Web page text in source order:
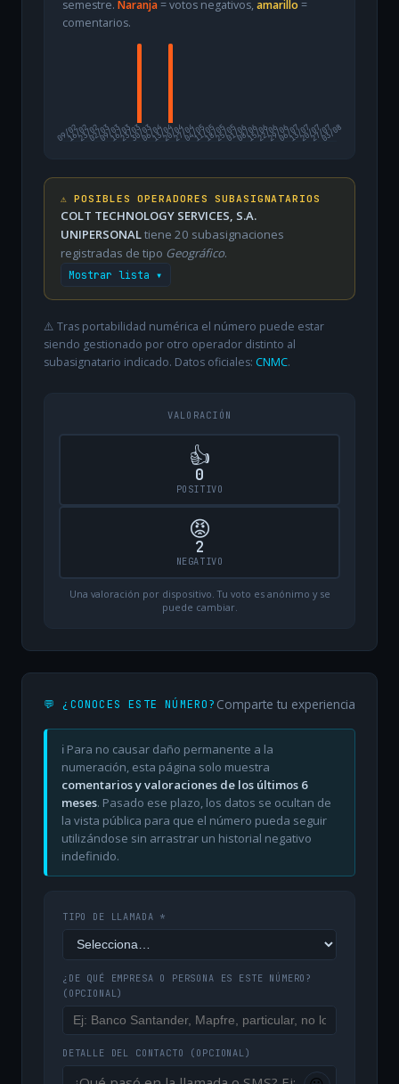
semestre. Naranja= votos negativos, amarillo =
comentarios.
09/02
16/0223/0202/0309/0316/0323/0330/0306/0413/0420/0427/0404/0511/0518/0525/0501/0608/0615/0622/0629/0606/0713/0720/0727/07
03/08
⚠️ POSIBLES OPERADORES SUBASIGNATARIOS
COLT TECHNOLOGY SERVICES, S.A.
UNIPERSONALtiene 20 subasignaciones
registradas de tipo Geográfico.
Mostrar lista ▾
⚠️ Tras portabilidad numérica el número puede estar
siendo gestionado por otro operador distinto al
subasignatario indicado. Datos oficiales: CNMC.
VALORACIÓN
👍
0
POSITIVO
😡
2
NEGATIVO
Una valoración por dispositivo. Tu voto es anónimo y se
puede cambiar.
💬 ¿CONOCES ESTE NÚMERO? Comparte tu experiencia
ℹ️ Para no causar daño permanente a la
numeración, esta página solo muestra
comentarios y valoraciones de los últimos 6
meses. Pasado ese plazo, los datos se ocultan de
la vista pública para que el número pueda seguir
utilizándose sin arrastrar un historial negativo
indefinido.
TIPO DE LLAMADA *
¿DE QUÉ EMPRESA O PERSONA ES ESTE NÚMERO?
(OPCIONAL)
DETALLE DEL CONTACTO (OPCIONAL)